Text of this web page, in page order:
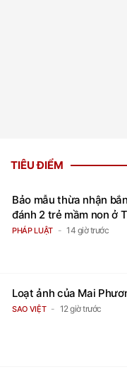
TIÊU ĐIỂM
Bảo mẫu thừa nhận
đánh 2 trẻ mầm non ở
PHÁP LUẬT 14 giờ trước
Loạt ảnh của Mai
SAO VIỆT 12 giờ trước